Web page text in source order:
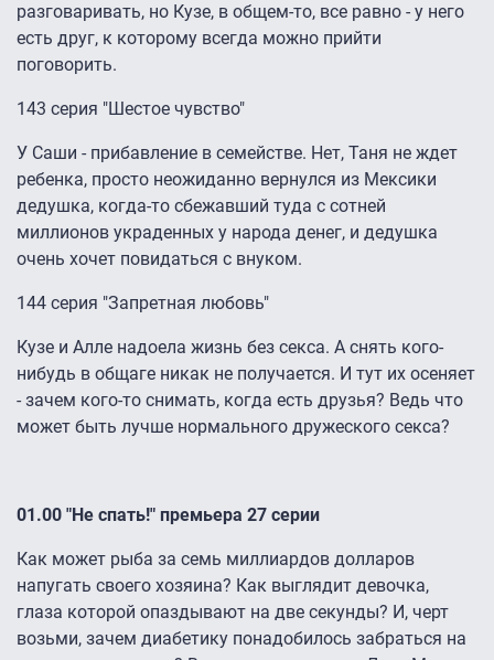
разговаривать, но Кузе, в общем-то, все равно - у него
есть друг, к которому всегда можно прийти
поговорить.
143 серия "Шестое чувство"
У Саши - прибавление в семействе. Нет, Таня не ждет
ребенка, просто неожиданно вернулся из Мексики
дедушка, когда-то сбежавший туда с сотней
миллионов украденных у народа денег, и дедушка
очень хочет повидаться с внуком.
144 серия "Запретная любовь"
Кузе и Алле надоела жизнь без секса. А снять кого-
нибудь в общаге никак не получается. И тут их осеняет
- зачем кого-то снимать, когда есть друзья? Ведь что
может быть лучше нормального дружеского секса?
01.00 "Не спать!" премьера 27 серии
Как может рыба за семь миллиардов долларов
напугать своего хозяина? Как выглядит девочка,
глаза которой опаздывают на две секунды? И, черт
возьми, зачем диабетику понадобилось забраться на